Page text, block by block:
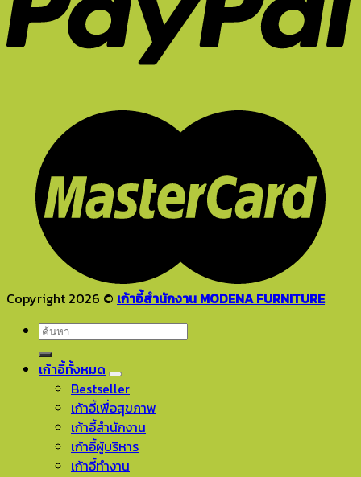
Copyright 2026 © เก้าอี้สำนักงาน MODENA FURNITURE
ค้นหา:
เก้าอี้ทั้งหมด
Bestseller
เก้าอี้เพื่อสุขภาพ
เก้าอี้สำนักงาน
เก้าอี้ผู้บริหาร
เก้าอี้ทำงาน